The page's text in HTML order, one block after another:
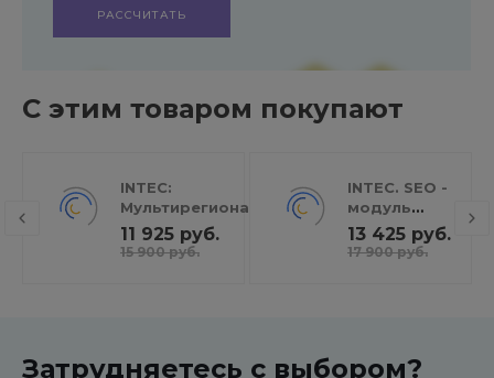
РАССЧИТАТЬ
С этим товаром покупают
INTEC:
Мультирегиональность
- региональная сеть
вашего сайта с
11 925 руб.
15 900 руб.
INTEC. SEO -
модуль
поисковой
оптимизации:
13 425 руб.
17 900 руб.
Затрудняетесь с выбором?